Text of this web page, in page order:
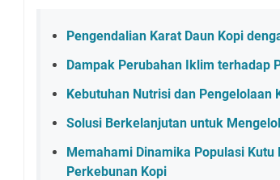
Pengendalian Karat Daun Kopi
Dampak Perubahan Iklim terhadap
Kebutuhan Nutrisi dan Pengelolaan
Solusi Berkelanjutan untuk
Memahami Dinamika Populasi Kutu
Perkebunan Kopi